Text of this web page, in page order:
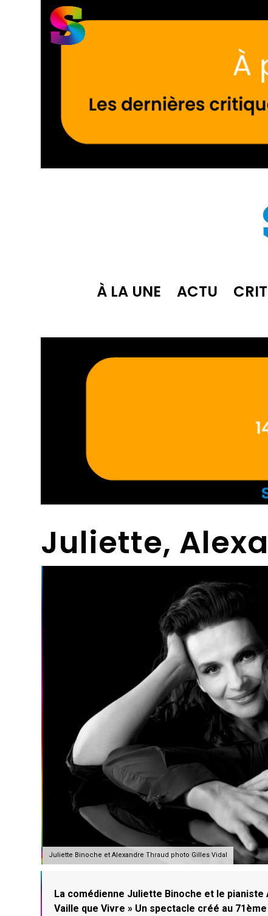
À LA UNE ACTU
Juliette,
Juliette Binoche et Alexandre Thraud photo Gilles Vidal
La comédienne Juliette Binoche et le
Vaille que Vivre » Un spectacle créé au